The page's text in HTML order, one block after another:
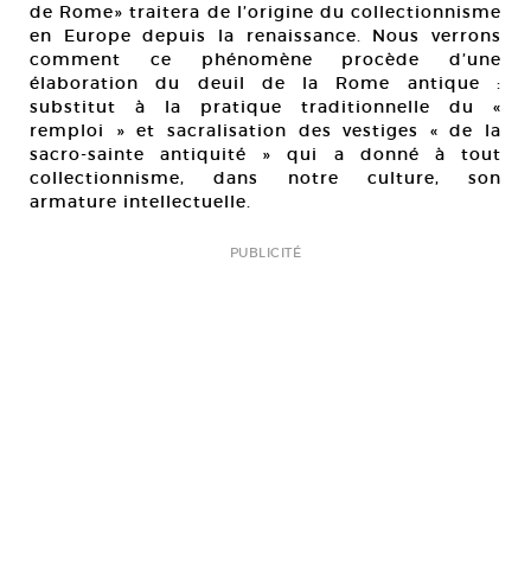
de Rome» traitera de l’origine du collectionnisme
en Europe depuis la renaissance. Nous verrons
comment ce phénomène procède d’une
élaboration du deuil de la Rome antique :
substitut à la pratique traditionnelle du «
remploi » et sacralisation des vestiges « de la
sacro-sainte antiquité » qui a donné à tout
collectionnisme, dans notre culture, son
armature intellectuelle.
PUBLICITÉ